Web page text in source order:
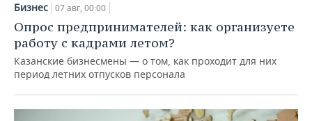
Бизнес 07 авг, 00:00
Опрос предпринимателей: как организуете
работу с кадрами летом?
Казанские бизнесмены — о том, как проходит для них
период летних отпусков персонала